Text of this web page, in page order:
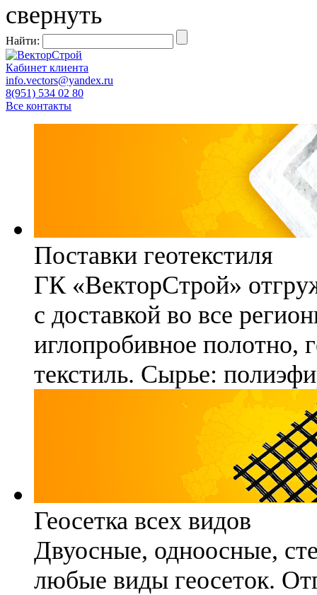
свернуть
Найти:
Кабинет клиента
info.vectors@yandex.ru
8(951) 534 02 80
Все контакты
Поставки геотекстиля
ГК «ВекторСтрой»
с доставкой во все
иглопробивное полотно,
текстиль. Сырье:
Геосетка всех видов
Двуосные, одноосные,
любые виды геосеток.